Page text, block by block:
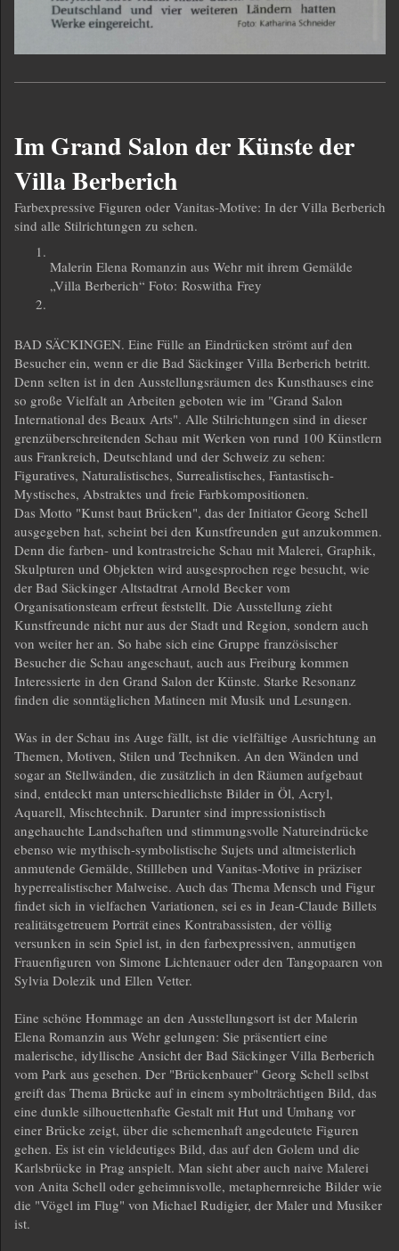
Im Grand Salon der Künste der
Villa Berberich
Farbexpressive Figuren oder Vanitas-Motive: In der Villa Berberich
sind alle Stilrichtungen zu sehen.
Malerin Elena Romanzin aus Wehr mit ihrem Gemälde
„Villa Berberich“ Foto: Roswitha Frey
BAD SÄCKINGEN. Eine Fülle an Eindrücken strömt auf den
Besucher ein, wenn er die Bad Säckinger Villa Berberich betritt.
Denn selten ist in den Ausstellungsräumen des Kunsthauses eine
so große Vielfalt an Arbeiten geboten wie im "Grand Salon
International des Beaux Arts". Alle Stilrichtungen sind in dieser
grenzüberschreitenden Schau mit Werken von rund 100 Künstlern
aus Frankreich, Deutschland und der Schweiz zu sehen:
Figuratives, Naturalistisches, Surrealistisches, Fantastisch-
Mystisches, Abstraktes und freie Farbkompositionen.
Das Motto "Kunst baut Brücken", das der Initiator Georg Schell
ausgegeben hat, scheint bei den Kunstfreunden gut anzukommen.
Denn die farben- und kontrastreiche Schau mit Malerei, Graphik,
Skulpturen und Objekten wird ausgesprochen rege besucht, wie
der Bad Säckinger Altstadtrat Arnold Becker vom
Organisationsteam erfreut feststellt. Die Ausstellung zieht
Kunstfreunde nicht nur aus der Stadt und Region, sondern auch
von weiter her an. So habe sich eine Gruppe französischer
Besucher die Schau angeschaut, auch aus Freiburg kommen
Interessierte in den Grand Salon der Künste. Starke Resonanz
finden die sonntäglichen Matineen mit Musik und Lesungen.
Was in der Schau ins Auge fällt, ist die vielfältige Ausrichtung an
Themen, Motiven, Stilen und Techniken. An den Wänden und
sogar an Stellwänden, die zusätzlich in den Räumen aufgebaut
sind, entdeckt man unterschiedlichste Bilder in Öl, Acryl,
Aquarell, Mischtechnik. Darunter sind impressionistisch
angehauchte Landschaften und stimmungsvolle Natureindrücke
ebenso wie mythisch-symbolistische Sujets und altmeisterlich
anmutende Gemälde, Stillleben und Vanitas-Motive in präziser
hyperrealistischer Malweise. Auch das Thema Mensch und Figur
findet sich in vielfachen Variationen, sei es in Jean-Claude Billets
realitätsgetreuem Porträt eines Kontrabassisten, der völlig
versunken in sein Spiel ist, in den farbexpressiven, anmutigen
Frauenfiguren von Simone Lichtenauer oder den Tangopaaren von
Sylvia Dolezik und Ellen Vetter.
Eine schöne Hommage an den Ausstellungsort ist der Malerin
Elena Romanzin aus Wehr gelungen: Sie präsentiert eine
malerische, idyllische Ansicht der Bad Säckinger Villa Berberich
vom Park aus gesehen. Der "Brückenbauer" Georg Schell selbst
greift das Thema Brücke auf in einem symbolträchtigen Bild, das
eine dunkle silhouettenhafte Gestalt mit Hut und Umhang vor
einer Brücke zeigt, über die schemenhaft angedeutete Figuren
gehen. Es ist ein vieldeutiges Bild, das auf den Golem und die
Karlsbrücke in Prag anspielt. Man sieht aber auch naive Malerei
von Anita Schell oder geheimnisvolle, metaphernreiche Bilder wie
die "Vögel im Flug" von Michael Rudigier, der Maler und Musiker
ist.